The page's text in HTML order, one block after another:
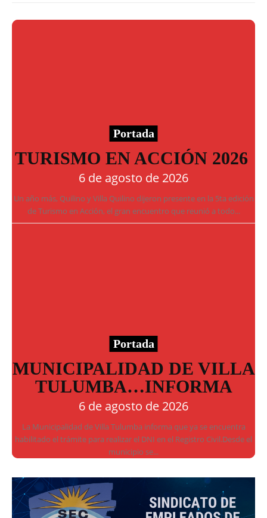
Portada
TURISMO EN ACCIÓN 2026
6 de agosto de 2026
Un año más, Quilino y Villa Quilino dijeron presente en la 5ta edición
de Turismo en Acción, el gran encuentro que reunió a todo...
Portada
MUNICIPALIDAD DE VILLA
TULUMBA…INFORMA
6 de agosto de 2026
La Municipalidad de Villa Tulumba informa que ya se encuentra
habilitado el trámite para realizar el DNI en el Registro Civil.Desde el
municipio se...